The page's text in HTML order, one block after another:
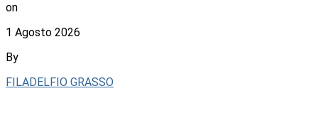
on
1 Agosto 2026
By
FILADELFIO GRASSO